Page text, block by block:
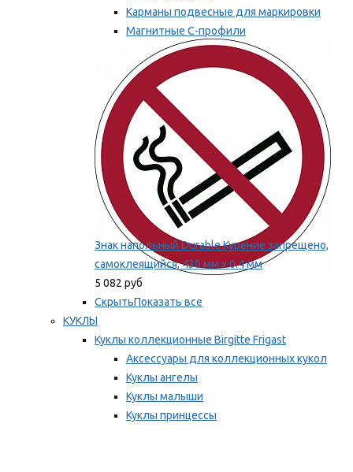
Карманы подвесные для маркировки
Магнитные С-профили
Напольная маркировка
Мы рекомендуем
Знак напольный Durable Курение запрещено,
самоклеящийся, 430 мм х 0.4 мм
5 082 руб
СкрытьПоказать все
КУКЛЫ
Куклы коллекционные Birgitte Frigast
Аксессуары для коллекционных кукол
Куклы ангелы
Куклы малыши
Куклы принцессы